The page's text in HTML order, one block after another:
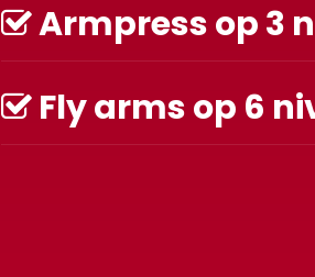
Armpress op 3
Fly arms op 6